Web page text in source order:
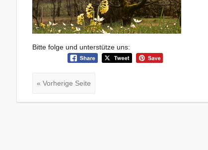
Bitte folge und unterstütze uns:
« Vorherige Seite